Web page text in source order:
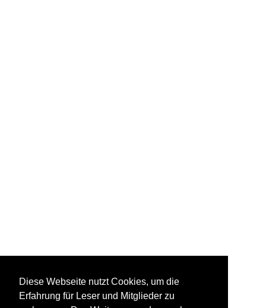
Diese Webseite nutzt Cookies, um die
Erfahrung für Leser und Mitglieder zu